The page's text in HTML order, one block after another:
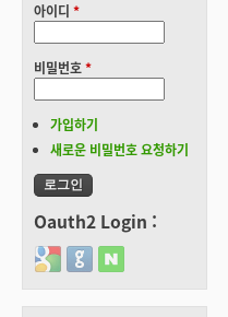
아이디 *
비밀번호*
가입하기
새로운 비밀번호 요청하기
Oauth2 Login :
Login with Google
Login with GitHub
Login with Naver